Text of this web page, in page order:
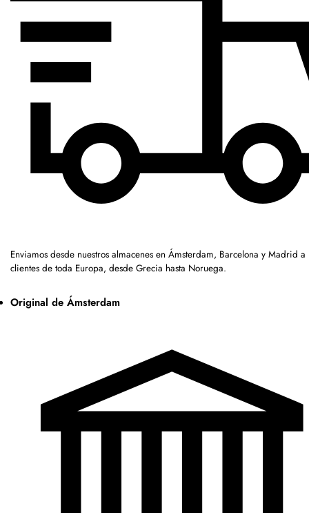
Enviamos desde nuestros almacenes en Ámsterdam, Barcelona y Madrid a
clientes de toda Europa, desde Grecia hasta Noruega.
Original de Ámsterdam